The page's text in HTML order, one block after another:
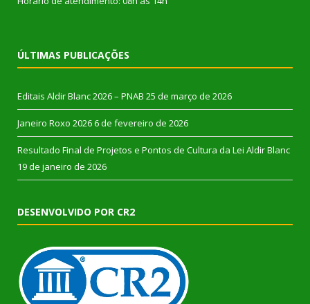
ÚLTIMAS PUBLICAÇÕES
Editais Aldir Blanc 2026 – PNAB 25 de março de 2026
Janeiro Roxo 2026 6 de fevereiro de 2026
Resultado Final de Projetos e Pontos de Cultura da Lei Aldir Blanc
19 de janeiro de 2026
DESENVOLVIDO POR CR2